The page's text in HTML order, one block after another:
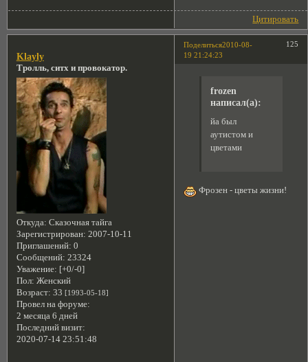
Цитировать
Поделиться 125
2010-08-
19 21:24:23
Klayly
Тролль, ситх и провокатор.
Откуда: Сказочная тайга
Зарегистрирован: 2007-10-11
Приглашений: 0
Сообщений: 23324
Уважение: [+0/-0]
Пол: Женский
Возраст: 33 [1993-05-18]
Провел на форуме:
2 месяца 6 дней
Последний визит:
2020-07-14 23:51:48
frozen
написал(а):
йа был
аутистом и
цветами
Фрозен - цветы жизни!